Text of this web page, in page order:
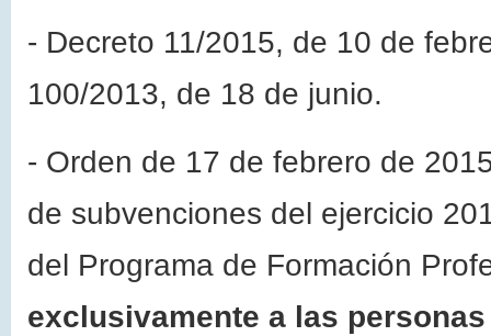
- Decreto 11/2015, de 10 de
100/2013, de 18 de junio.
- Orden de 17 de febrero de
de subvenciones del ejercicio
del Programa de Formación
exclusivamente a las